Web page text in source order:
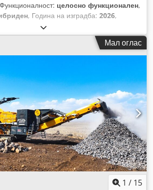
целосно функционален,
, Година на изградба: 2026,
Мал оглас
1 / 15